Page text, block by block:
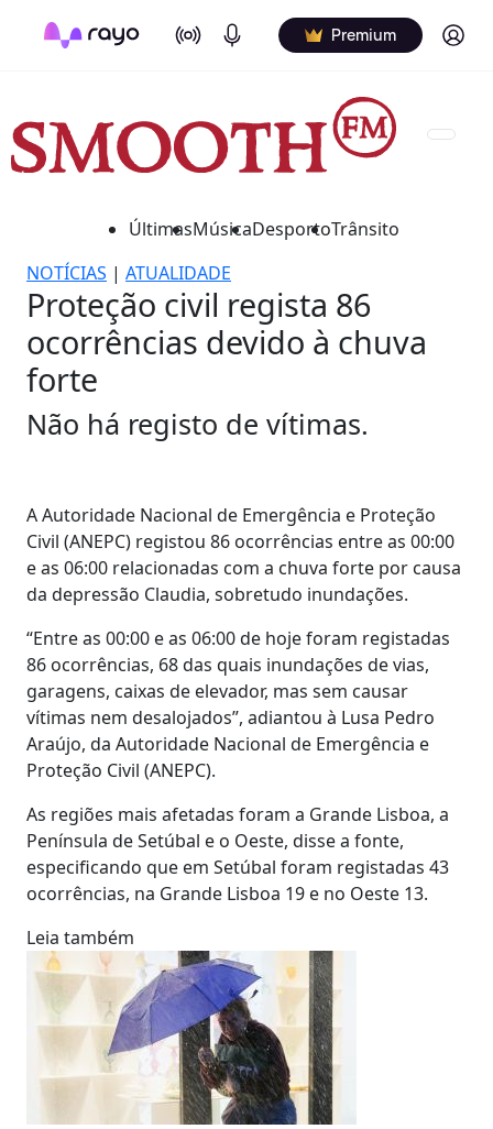
On Air Podcasts Premium Log in
ÚltimasMúsicaDesportoTrânsito
NOTÍCIAS | ATUALIDADE
Proteção civil regista 86
ocorrências devido à chuva
forte
Não há registo de vítimas.
A Autoridade Nacional de Emergência e Proteção
Civil (ANEPC) registou 86 ocorrências entre as 00:00
e as 06:00 relacionadas com a chuva forte por causa
da depressão Claudia, sobretudo inundações.
“Entre as 00:00 e as 06:00 de hoje foram registadas
86 ocorrências, 68 das quais inundações de vias,
garagens, caixas de elevador, mas sem causar
vítimas nem desalojados”, adiantou à Lusa Pedro
Araújo, da Autoridade Nacional de Emergência e
Proteção Civil (ANEPC).
As regiões mais afetadas foram a Grande Lisboa, a
Península de Setúbal e o Oeste, disse a fonte,
especificando que em Setúbal foram registadas 43
ocorrências, na Grande Lisboa 19 e no Oeste 13.
Leia também